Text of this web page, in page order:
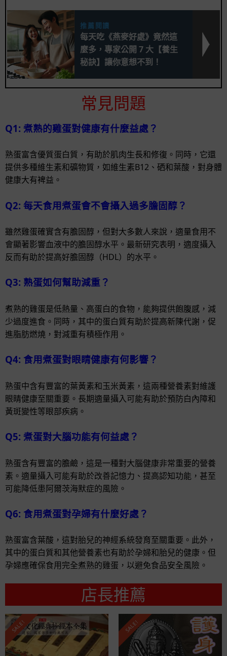
推薦閱讀
每天吃《燕麥好處》竟然這
麼多，專家公開 7 大【養生
秘訣】讓你意想不到！
常見問題
Q1: 煮熟的雞蛋對健康有什麼益處？
熟蛋富含優質蛋白質，有助於肌肉生長和修復。同時，它還
提供多種維生素和礦物質，如維生素B12、硒和葉酸，對身體
健康大有裨益。
Q2: 每天食用煮蛋會不會攝入過多膽固醇？
雖然雞蛋確實含有膽固醇，但對大多數人來說，適量食用不
會顯著影響血液中的膽固醇水平。最新研究表明，適度攝入
反而有助於提高好膽固醇（HDL）的水平。
Q3: 熟蛋如何幫助減重？
煮熟的雞蛋是低熱量、高蛋白的食物，能夠提供飽腹感，減
少過度進食。同時，其中的蛋白質有助於提高新陳代謝，促
進脂肪燃燒，對減重有積極作用。
Q4: 食用煮蛋對眼睛健康有何影響？
熟蛋中含有豐富的葉黃素和玉米黃素，這兩種營養素對維護
眼睛健康至關重要。長期適量攝入可能有助於預防白內障和
黃斑變性等眼部疾病。
Q5: 煮蛋對大腦功能有何益處？
熟蛋含有豐富的膽鹼，這是一種對大腦健康非常重要的營養
素。適量攝入可能有助於改善記憶力、提高認知功能，甚至
可能降低患阿爾茨海默症的風險。
Q6: 食用煮蛋對孕婦有什麼好處？
熟蛋富含葉酸，這對胎兒的神經系統發育至關重要。此外，
其中的蛋白質和其他營養素也有助於孕婦和胎兒的健康。但
孕婦應確保食用完全煮熟的雞蛋，以避免食品安全風險。
店長推薦
SALE! SALE!